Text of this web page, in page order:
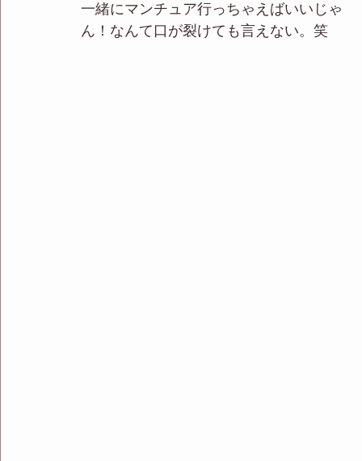
一緒にマンチュア行っちゃえばいいじゃ
ん！なんて口が裂けても言えない。笑